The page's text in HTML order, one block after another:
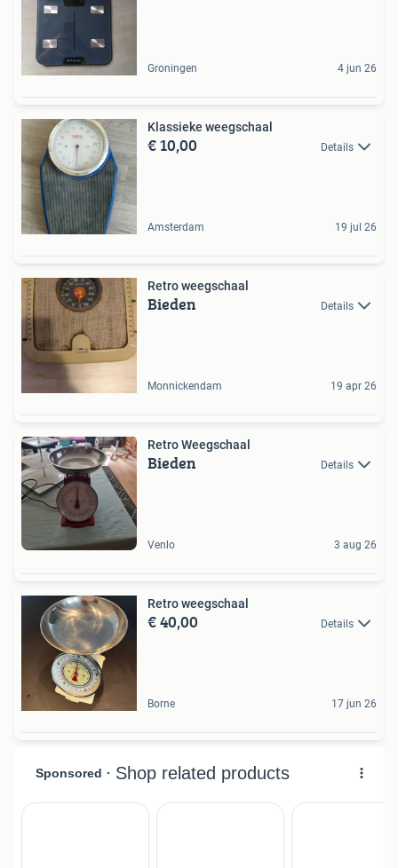
Groningen 4 jun 26
Klassieke weegschaal
€ 10,00 Details
Amsterdam 19 jul 26
Retro weegschaal
Bieden Details
Monnickendam 19 apr 26
Retro Weegschaal
Bieden Details
Venlo 3 aug 26
Retro weegschaal
€ 40,00 Details
Borne 17 jun 26